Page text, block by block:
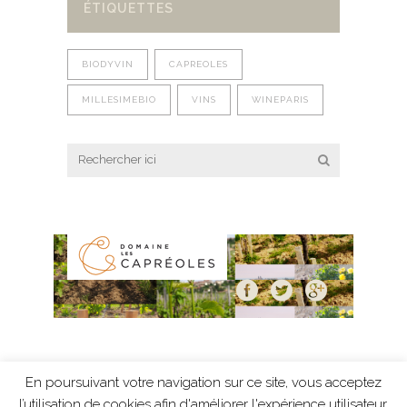
ÉTIQUETTES
BIODYVIN CAPREOLES
MILLESIMEBIO VINS WINEPARIS
En poursuivant votre navigation sur ce site, vous acceptez